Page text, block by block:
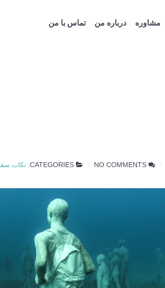
مشاوره درباره من تماس با من
NO COMMENTS
CATEGORIES: نکات